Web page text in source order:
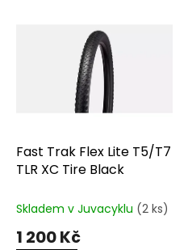
dFast Trak Flex Lite T5/T7
TLR XC Tire Black
Skladem v Juvacyklu (2 ks)
1 200 Kč